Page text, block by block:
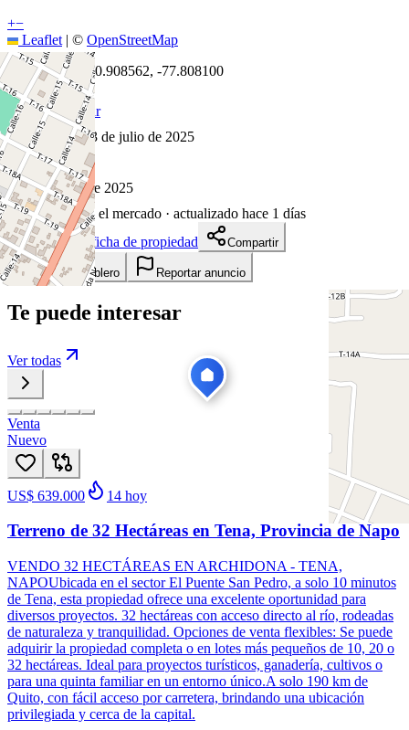
+−
Leaflet | © OpenStreetMap
Coordenadas:
-0.908562, -77.808100
Cómo llegar
Publicado 3 de julio de 2025
46visitas
3 de julio de 2025
402días en el mercado · actualizado hace 1 días
Descargar ficha de propiedad
Compartir
Añadir a tablero Reportar anuncio
Te puede interesar
Ver todas
Venta
Nuevo
US$ 639.000 14 hoy
Terreno de 32 Hectáreas en Tena, Provincia de Napo
VENDO 32 HECTÁREAS EN ARCHIDONA - TENA,
NAPOUbicada en el sector El Puente San Pedro, a solo 10 minutos
de Tena, esta propiedad ofrece una excelente oportunidad para
diversos proyectos. 32 hectáreas con acceso directo al río, rodeadas
de naturaleza y tranquilidad. Opciones de venta flexibles: Se puede
adquirir la propiedad completa o en lotes más pequeños de 10, 20 o
32 hectáreas. Ideal para proyectos turísticos, ganadería, cultivos o
para una quinta familiar en un entorno único.A solo 190 km de
Quito, con fácil acceso por carretera, brindando una ubicación
privilegiada y cerca de la capital.